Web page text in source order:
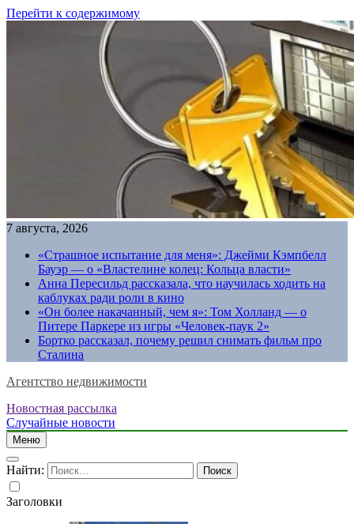
Перейти к содержимому
7 августа, 2026
«Страшное испытание для меня»: Джейми Кэмпбелл
Бауэр — о «Властелине колец: Кольца власти»
Анна Пересильд рассказала, что научилась ходить на
каблуках ради роли в кино
«Он более накачанный, чем я»: Том Холланд — о
Питере Паркере из игры «Человек-паук 2»
Бортко рассказал, почему решил снимать фильм про
Сталина
Агентство недвижимости
Новостная рассылка
Случайные новости
Меню
Найти:
Заголовки